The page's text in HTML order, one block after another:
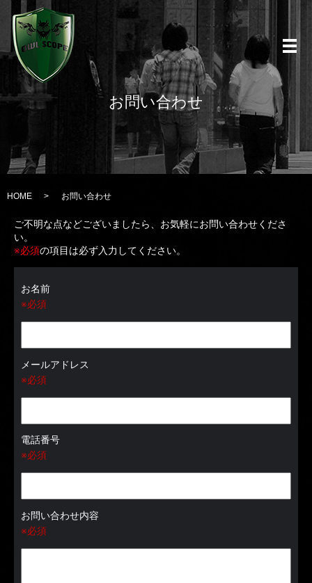
メ
お問い合わせ
HOME お問い合わせ
ご不明な点などございましたら、お気軽にお問い合わせくださ
い。
※必須の項目は必ず入力してください。
お名前
※必須
メールアドレス
※必須
電話番号
※必須
お問い合わせ内容
※必須